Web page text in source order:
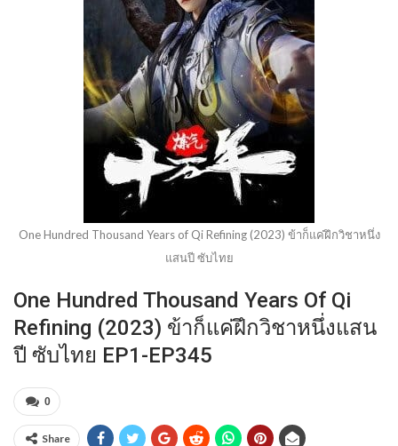
One Hundred Thousand Years of Qi Refining (2023) ข้าก็แค่ฝึกวิชาหนึ่ง
แสนปี ซับไทย
One Hundred Thousand Years Of Qi
Refining (2023) ข้าก็แค่ฝึกวิชาหนึ่งแสน
ปี ซับไทย EP1-EP345
0
Share